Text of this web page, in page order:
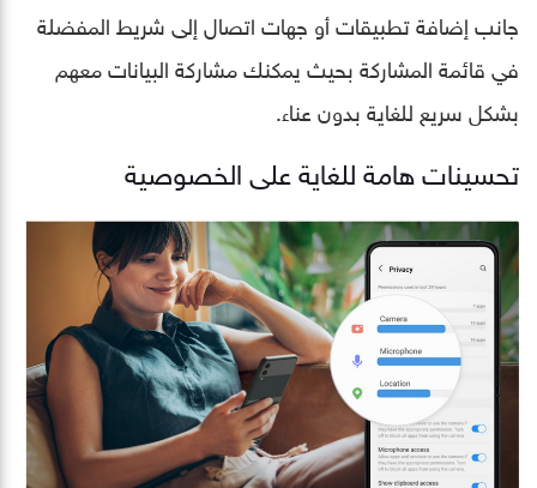
جانب إضافة تطبيقات أو جهات اتصال إلى شريط المفضلة
في قائمة المشاركة بحيث يمكنك مشاركة البيانات معهم
بشكل سريع للغاية بدون عناء.
تحسينات هامة للغاية على الخصوصية